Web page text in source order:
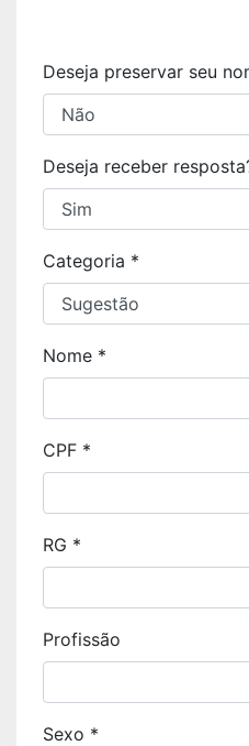
Deseja preservar seu
Deseja receber
Categoria *
Nome *
CPF *
RG *
Profissão
Sexo *